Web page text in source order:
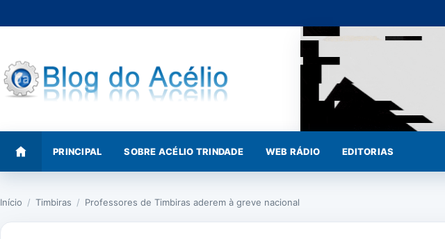
para
conteúdo
PRINCIPAL SOBRE ACÉLIO TRINDADE WEB RÁDIO EDITORIAS
Início / Timbiras / Professores de Timbiras aderem à greve nacional